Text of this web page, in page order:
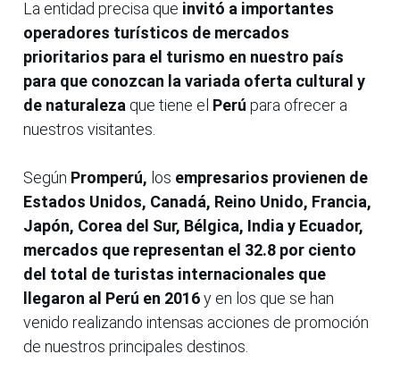
La entidad precisa que invitó a importantes
operadores turísticos de mercados
prioritarios para el turismo en nuestro país
para que conozcan la variada oferta cultural y
de naturaleza que tiene el Perú para ofrecer a
nuestros visitantes.
Según Promperú, los empresarios provienen de
Estados Unidos, Canadá, Reino Unido, Francia,
Japón, Corea del Sur, Bélgica, India y Ecuador,
mercados que representan el 32.8 por ciento
del total de turistas internacionales que
llegaron al Perú en 2016y en los que se han
venido realizando intensas acciones de promoción
de nuestros principales destinos.